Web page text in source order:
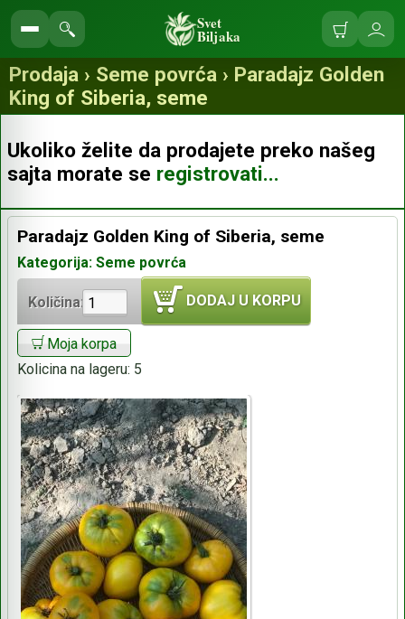
Pretraga
prodavnice
Svet
Biljaka Korpa
se
Prodaja › Seme povrća › Paradajz Golden
King of Siberia, seme
Ukoliko želite da prodajete preko našeg
sajta morate se registrovati...
Paradajz Golden King of Siberia, seme
Kategorija: Seme povrća
Količina: DODAJ U KORPU
Moja korpa
Kolicina na lageru: 5